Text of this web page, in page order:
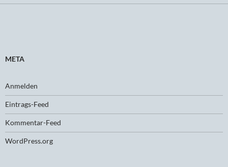
META
Anmelden
Eintrags-Feed
Kommentar-Feed
WordPress.org